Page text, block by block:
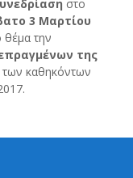
στο
3 Μαρτίου
θέμα την
της
καθηκόντων